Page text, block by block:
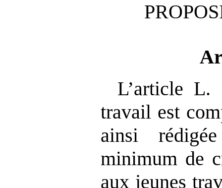
L’article L.
travail est
ainsi
minimum de
aux jeunes